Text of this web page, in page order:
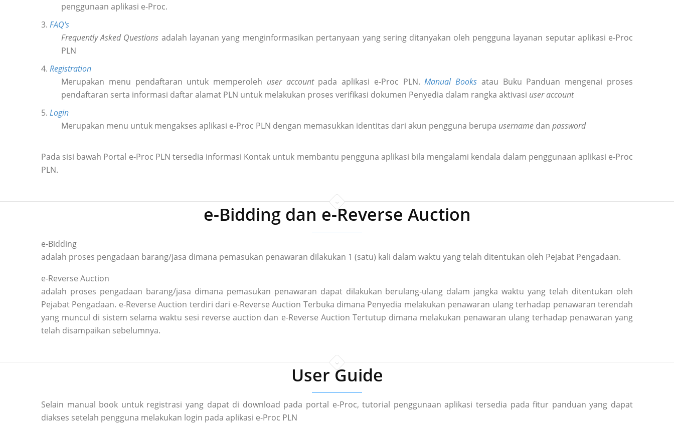
penggunaan aplikasi e-Proc.
3. FAQ's
Frequently Asked Questions adalah layanan yang menginformasikan pertanyaan yang sering ditanyakan oleh pengguna layanan seputar aplikasi e-Proc
PLN
4. Registration
Merupakan menu pendaftaran untuk memperoleh user accountpada aplikasi e-Proc PLN.Manual Books atau Buku Panduan mengenai proses
pendaftaran serta informasi daftar alamat PLN untuk melakukan proses verifikasi dokumen Penyedia dalam rangka aktivasi user account
5. Login
Merupakan menu untuk mengakses aplikasi e-Proc PLN dengan memasukkan identitas dari akun pengguna berupa username dan password
Pada sisi bawah Portal e-Proc PLN tersedia informasi Kontak untuk membantu pengguna aplikasi bila mengalami kendala dalam penggunaan aplikasi e-Proc
PLN.
e-Bidding dan e-Reverse Auction
e-Bidding
adalah proses pengadaan barang/jasa dimana pemasukan penawaran dilakukan 1 (satu) kali dalam waktu yang telah ditentukan oleh Pejabat Pengadaan.
e-Reverse Auction
adalah proses pengadaan barang/jasa dimana pemasukan penawaran dapat dilakukan berulang-ulang dalam jangka waktu yang telah ditentukan oleh
Pejabat Pengadaan. e-Reverse Auction terdiri dari e-Reverse Auction Terbuka dimana Penyedia melakukan penawaran ulang terhadap penawaran terendah
yang muncul di sistem selama waktu sesi reverse auction dan e-Reverse Auction Tertutup dimana melakukan penawaran ulang terhadap penawaran yang
telah disampaikan sebelumnya.
User Guide
Selain manual book untuk registrasi yang dapat di download pada portal e-Proc, tutorial penggunaan aplikasi tersedia pada fitur panduan yang dapat
diakses setelah pengguna melakukan login pada aplikasi e-Proc PLN